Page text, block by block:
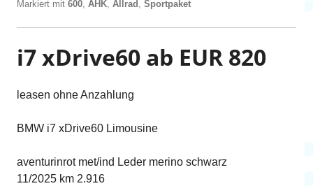
Markiert mit 600, AHK, Allrad , Sportpaket
i7 xDrive60 ab EUR 820
leasen ohne Anzahlung
BMW i7 xDrive60 Limousine
aventurinrot met/ind Leder merino schwarz
11/2025 km 2.916